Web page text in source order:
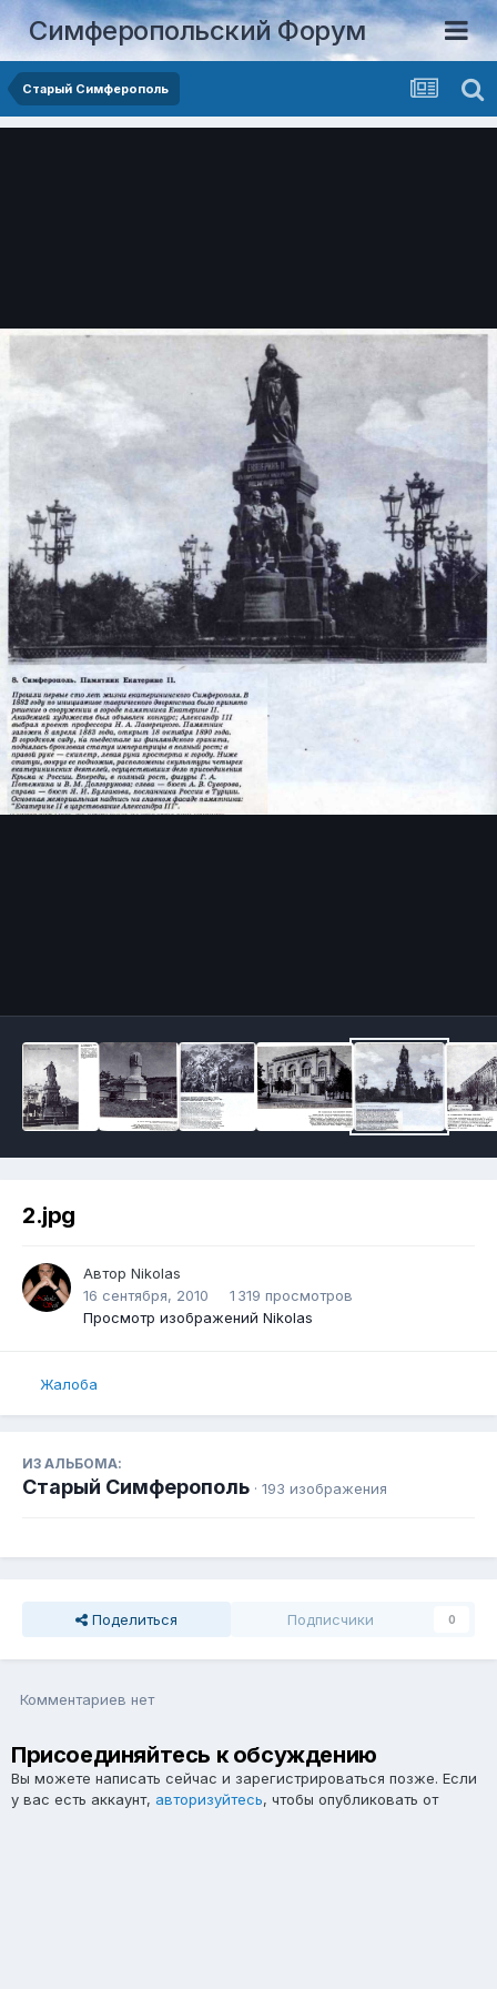
Симферопольский Форум
Старый Симферополь
2.jpg
Автор Nikolas
16 сентября, 2010
1 319 просмотров
Просмотр изображений Nikolas
Жалоба
ИЗ АЛЬБОМА:
Старый Симферополь · 193 изображения
Поделиться Подписчики 0
Комментариев нет
Присоединяйтесь к обсуждению
Вы можете написать сейчас и зарегистрироваться позже. Если
у вас есть аккаунт, авторизуйтесь, чтобы опубликовать от